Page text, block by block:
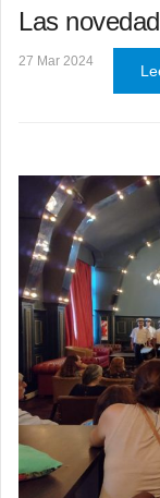
Las
27 Mar 2024